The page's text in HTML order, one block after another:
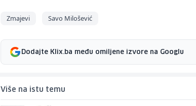
Zmajevi Savo Milošević
Dodajte Klix.ba među omiljene izvore na Googlu
Više na istu temu